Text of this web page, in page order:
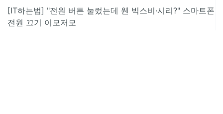
[IT하는법] "전원 버튼 눌렀는데 웬 빅스비·시리?" 스마트폰
전원 끄기 이모저모